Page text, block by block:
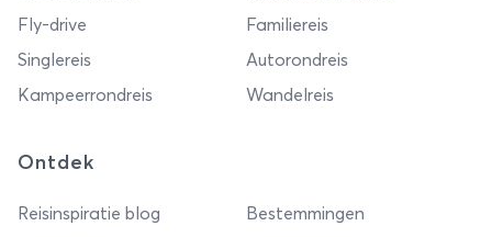
Fly-drive
Familiereis
Singlereis
Autorondreis
Kampeerrondreis
Wandelreis
Ontdek
Reisinspiratie blog
Bestemmingen